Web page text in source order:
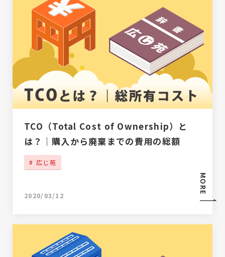
MORE
TCO（Total Cost of Ownership）と
は？｜購入から廃棄までの費用の総額
広じ苑
2020/03/12